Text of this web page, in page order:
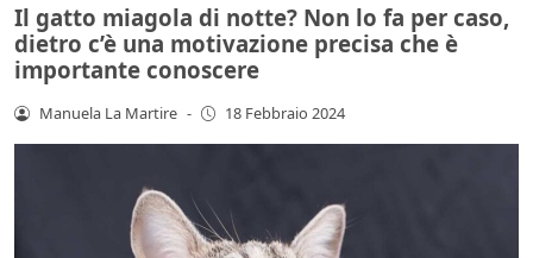
Il gatto miagola di notte? Non lo fa per caso,
dietro c’è una motivazione precisa che è
importante conoscere
Manuela La Martire - 18 Febbraio 2024